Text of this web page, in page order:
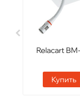
Relacart
Купить